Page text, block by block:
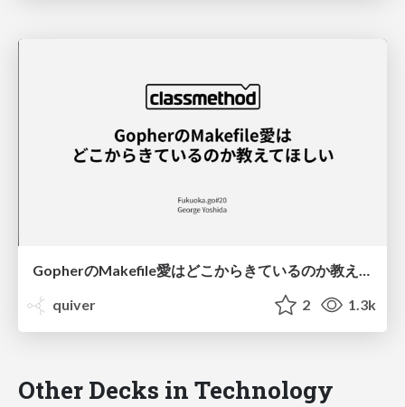
GopherのMakefile愛はどこからきているのか教えてほしい #fukuokago/Gophers love Makefile
quiver
2 1.3k
Other Decks in Technology